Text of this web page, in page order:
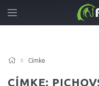
Címke
CÍMKE: